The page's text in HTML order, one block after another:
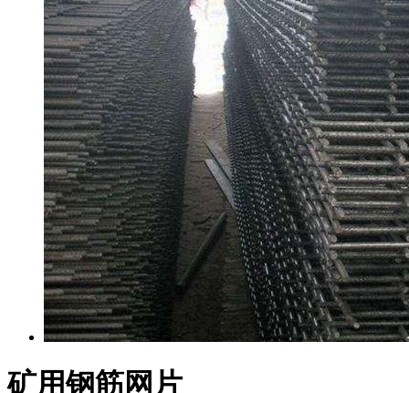
矿用钢筋网片